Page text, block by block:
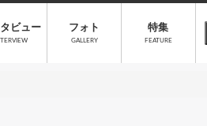
ビュー フォト
GALLERY
特集
FEATURE